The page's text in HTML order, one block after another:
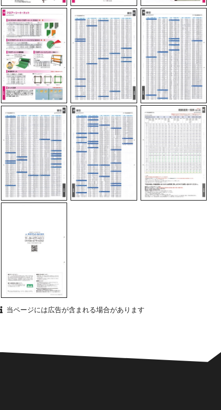
当ページには広告が含まれる場合があります